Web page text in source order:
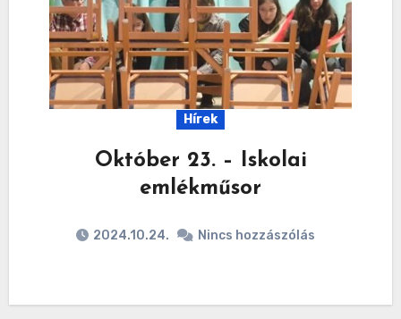
Hírek
Október 23. – Iskolai
emlékműsor
2024.10.24. Nincs hozzászólás